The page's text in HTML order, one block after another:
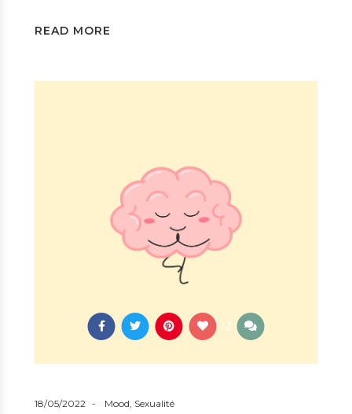
READ MORE
12
18/05/2022 Mood Sexualité